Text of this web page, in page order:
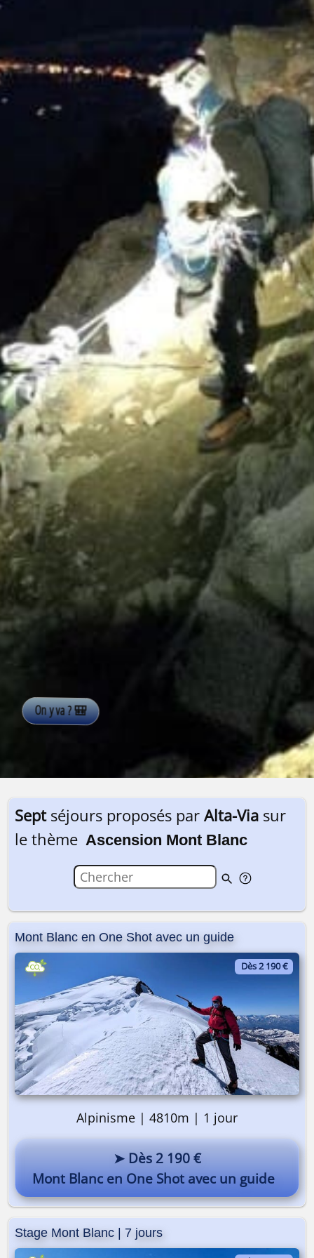
Septséjours proposés par Alta-Via sur
le thème Ascension Mont Blanc
Mont Blanc en One Shot avec un guide
Dès 2 190 €
Alpinisme | 4810m | 1 jour
➤ Dès 2 190 €
Mont Blanc en One Shot avec un guide
Stage Mont Blanc | 7 jours